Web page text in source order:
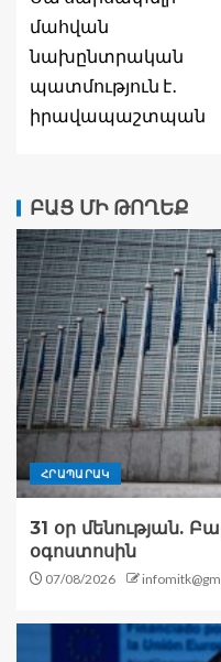
մահվան
նախընտրական
պատմություն է․
իրավապաշտպան
ԲԱՑ ՄԻ ԹՈՂԵՔ
ՀՐԱՊԱՐԱԿ
31 օր մենության.
օգոստոսին
07/08/2026